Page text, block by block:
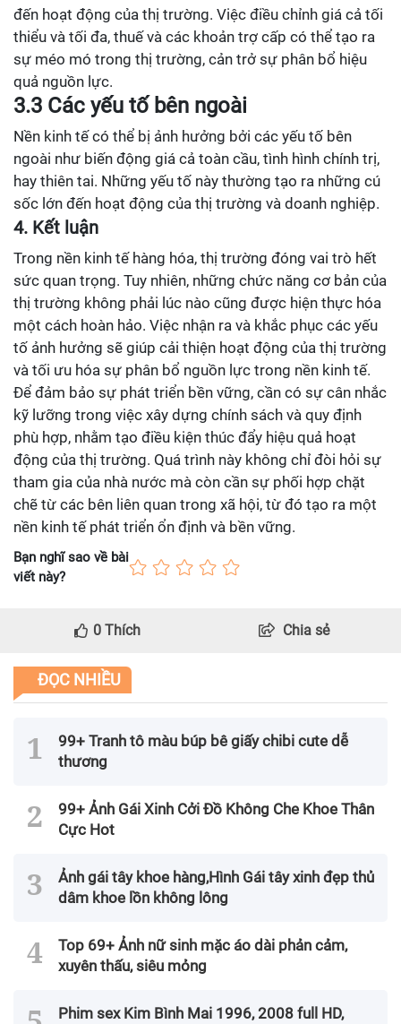
đến hoạt động của thị trường. Việc điều chỉnh giá cả tối
thiểu và tối đa, thuế và các khoản trợ cấp có thể tạo ra
sự méo mó trong thị trường, cản trở sự phân bổ hiệu
quả nguồn lực.
3.3 Các yếu tố bên ngoài
Nền kinh tế có thể bị ảnh hưởng bởi các yếu tố bên
ngoài như biến động giá cả toàn cầu, tình hình chính trị,
hay thiên tai. Những yếu tố này thường tạo ra những cú
sốc lớn đến hoạt động của thị trường và doanh nghiệp.
4. Kết luận
Trong nền kinh tế hàng hóa, thị trường đóng vai trò hết
sức quan trọng. Tuy nhiên, những chức năng cơ bản của
thị trường không phải lúc nào cũng được hiện thực hóa
một cách hoàn hảo. Việc nhận ra và khắc phục các yếu
tố ảnh hưởng sẽ giúp cải thiện hoạt động của thị trường
và tối ưu hóa sự phân bổ nguồn lực trong nền kinh tế.
Để đảm bảo sự phát triển bền vững, cần có sự cân nhắc
kỹ lưỡng trong việc xây dựng chính sách và quy định
phù hợp, nhằm tạo điều kiện thúc đẩy hiệu quả hoạt
động của thị trường. Quá trình này không chỉ đòi hỏi sự
tham gia của nhà nước mà còn cần sự phối hợp chặt
chẽ từ các bên liên quan trong xã hội, từ đó tạo ra một
nền kinh tế phát triển ổn định và bền vững.
Bạn nghĩ sao về bài
viết này?
0 Thích Chia sẻ
ĐỌC NHIỀU
99+ Tranh tô màu búp bê giấy chibi cute dễ
thương
99+ Ảnh Gái Xinh Cởi Đồ Không Che Khoe Thân
Cực Hot
Ảnh gái tây khoe hàng,Hình Gái tây xinh đẹp thủ
dâm khoe lồn không lông
Top 69+ Ảnh nữ sinh mặc áo dài phản cảm,
xuyên thấu, siêu mỏng
Phim sex Kim Bình Mai 1996, 2008 full HD,